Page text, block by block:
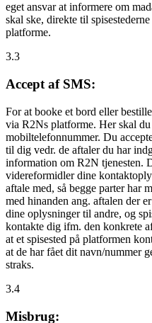
eget ansvar at informere om
skal ske, direkte til
platforme.
3.3
Accept af SMS:
For at booke et bord eller
via R2Ns platforme. Her skal
mobiltelefonnummer. Du
til dig vedr. de aftaler du har
information om R2N tjenesten.
videreformidler dine
aftale med, så begge parter har
med hinanden ang. aftalen der
dine oplysninger til andre, og
kontakte dig ifm. den konkrete
at et spisested på platformen
at de har fået dit navn/nummer
straks.
3.4
Misbrug: